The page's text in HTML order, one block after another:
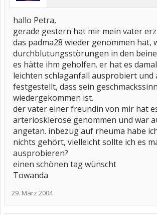
hallo Petra,
gerade gestern hat mir mein vater
das padma28 wieder genommen hat,
durchblutungsstörungen in den
es hätte ihm geholfen. er hat es
leichten schlaganfall ausprobiert und
festgestellt, dass sein geschmackssinn
wiedergekommen ist.
der vater einer freundin von mir hat
arteriosklerose genommen und war
angetan. inbezug auf rheuma habe
nichts gehört, vielleicht sollte ich es
ausprobieren?
einen schönen tag wünscht
Towanda
29. März 2004